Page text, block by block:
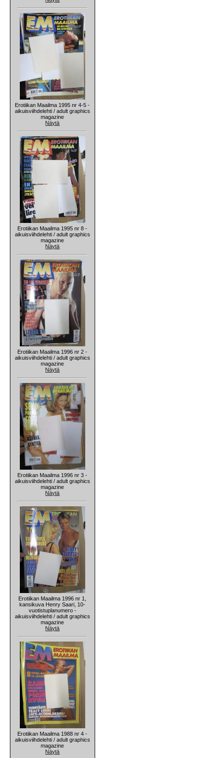
Erotiikan Maailma 1995 nr 4-5 -
aikuisviihdelehti / adult graphics
magazine
Näytä
Erotiikan Maailma 1995 nr 8 -
aikuisviihdelehti / adult graphics
magazine
Näytä
Erotiikan Maailma 1996 nr 2 -
aikuisviihdelehti / adult graphics
magazine
Näytä
Erotiikan Maailma 1996 nr 3 -
aikuisviihdelehti / adult graphics
magazine
Näytä
Erotiikan Maailma 1996 nr 1,
kansikuva Henry Saari, 10-
vuotistuplanumero -
aikuisviihdelehti / adult graphics
magazine
Näytä
Erotiikan Maailma 1988 nr 4 -
aikuisviihdelehti / adult graphics
magazine
Näytä